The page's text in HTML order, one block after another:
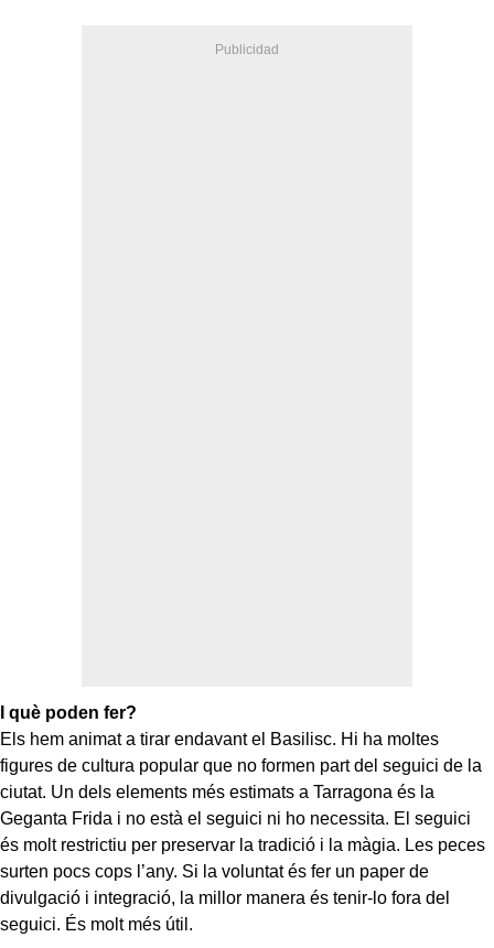
I què poden fer?
Els hem animat a tirar endavant el Basilisc. Hi ha moltes
figures de cultura popular que no formen part del seguici de la
ciutat. Un dels elements més estimats a Tarragona és la
Geganta Frida i no està el seguici ni ho necessita. El seguici
és molt restrictiu per preservar la tradició i la màgia. Les peces
surten pocs cops l’any. Si la voluntat és fer un paper de
divulgació i integració, la millor manera és tenir-lo fora del
seguici. És molt més útil.